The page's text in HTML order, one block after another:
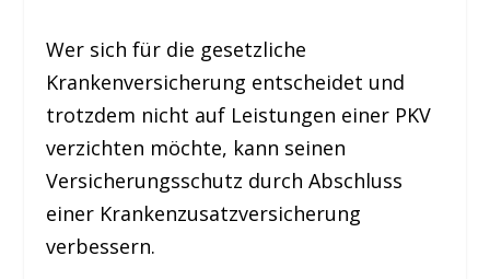
Wer sich für die gesetzliche
Krankenversicherung entscheidet und
trotzdem nicht auf Leistungen einer PKV
verzichten möchte, kann seinen
Versicherungsschutz durch Abschluss
einer Krankenzusatzversicherung
verbessern.